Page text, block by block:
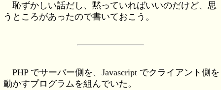
恥ずかしい話だし、黙っていればいいのだけど、思
うところがあったので書いておこう。
PHP でサーバー側を、Javascript でクライアント側を
動かすプログラムを組んでいた。